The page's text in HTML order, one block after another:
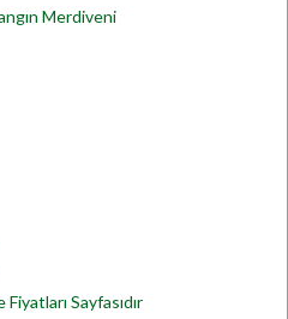
Merdiveni
Sayfasıdır